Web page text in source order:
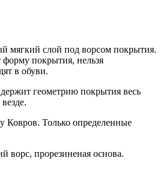
мягкий слой под ворсом покрытия.
покрытия, нельзя
в обуви.
геометрию покрытия весь
Ковров. Только определенные
ворс, прорезиненая основа.